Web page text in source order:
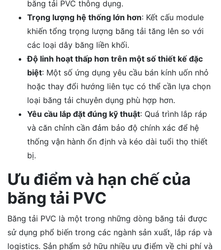
băng tải PVC thông dụng.
Trọng lượng hệ thống lớn hơn: Kết cấu module
khiến tổng trọng lượng băng tải tăng lên so với
các loại dây băng liền khối.
Độ linh hoạt thấp hơn trên một số thiết kế đặc
biệt: Một số ứng dụng yêu cầu bán kính uốn nhỏ
hoặc thay đổi hướng liên tục có thể cần lựa chọn
loại băng tải chuyên dụng phù hợp hơn.
Yêu cầu lắp đặt đúng kỹ thuật: Quá trình lắp ráp
và căn chỉnh cần đảm bảo độ chính xác để hệ
thống vận hành ổn định và kéo dài tuổi thọ thiết
bị.
Ưu điểm và hạn chế của
băng tải PVC
Băng tải PVC là một trong những dòng băng tải được
sử dụng phổ biến trong các ngành sản xuất, lắp ráp và
logistics. Sản phẩm sở hữu nhiều ưu điểm về chi phí và